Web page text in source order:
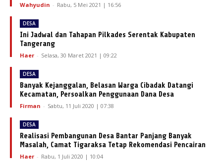
Wahyudin - Rabu, 5 Mei 2021 | 16:56
DESA
Ini Jadwal dan Tahapan Pilkades Serentak Kabupaten
Tangerang
Haer - Selasa, 30 Maret 2021 | 09:22
DESA
Banyak Kejanggalan, Belasan Warga Cibadak Datangi
Kecamatan, Persoalkan Penggunaan Dana Desa
Firman - Sabtu, 11 Juli 2020 | 07:38
DESA
Realisasi Pembangunan Desa Bantar Panjang Banyak
Masalah, Camat Tigaraksa Tetap Rekomendasi Pencairan
Haer - Rabu, 1 Juli 2020 | 10:04